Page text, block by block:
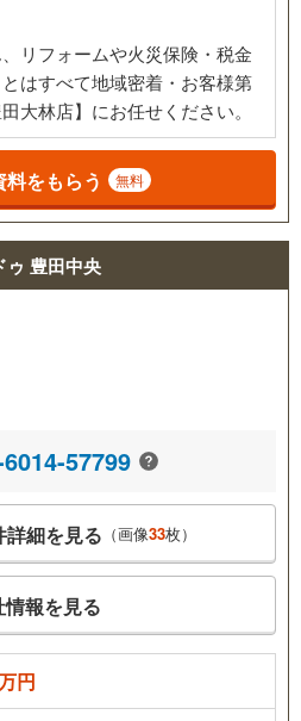
リフォームや火災保険・税金
はすべて地域密着・お客様第
大林店】にお任せください。
料をもらう 無料
豊田中央
57799
詳細を見る （画像33枚）
情報を見る
円